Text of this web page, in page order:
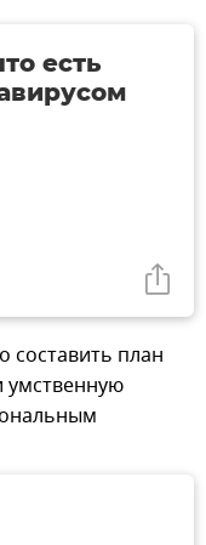
есть
составить план
умственную